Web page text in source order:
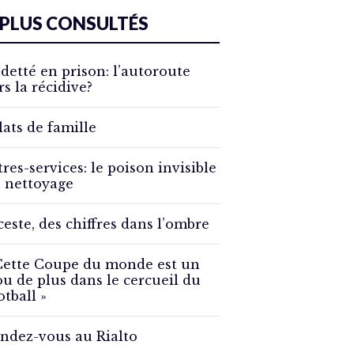
CONSULTÉS
en prison: l’autoroute
la récidive?
de famille
services: le poison invisible
nettoyage
des chiffres dans l’ombre
Coupe du monde est un
de plus dans le cercueil du
»
vous au Rialto